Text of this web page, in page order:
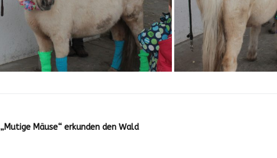
„Mutige Mäuse“ erkunden den Wald